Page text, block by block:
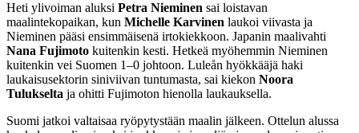
Heti ylivoiman aluksi Petra Nieminen sai loistavan
maalintekopaikan, kun Michelle Karvinen laukoi viivasta ja
Nieminen pääsi ensimmäisenä irtokiekkoon. Japanin maalivahti
Nana Fujimoto kuitenkin kesti. Hetkeä myöhemmin Nieminen
kuitenkin vei Suomen 1–0 johtoon. Luleån hyökkääjä haki
laukaisusektorin siniviivan tuntumasta, sai kiekon Noora
Tulukselta ja ohitti Fujimoton hienolla laukauksella.
Suomi jatkoi valtaisaa ryöpytystään maalin jälkeen. Ottelun alussa